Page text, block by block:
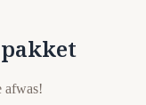
afwas!